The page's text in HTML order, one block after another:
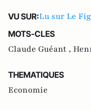
VU SUR:Lu sur Le
MOTS-CLES
Claude Guéant ,
THEMATIQUES
Economie